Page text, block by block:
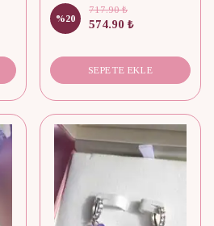
%20
717.90 ₺
574.90 ₺
SEPETE EKLE